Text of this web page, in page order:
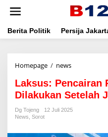
t
Berita Politik Persija
Homepage / news
k
s
u
s
Laksus: Pencairan
Dilakukan Setelah
Dg Tojeng
12 Juli 2025
News Sorot